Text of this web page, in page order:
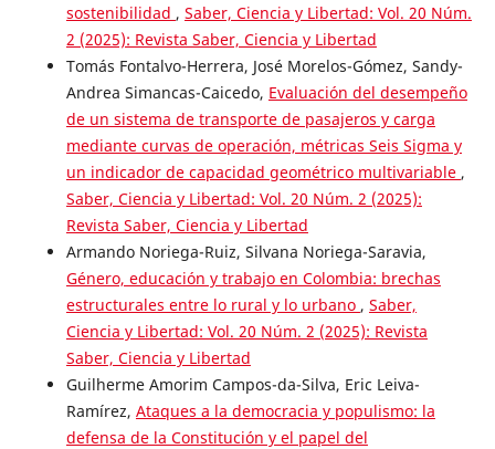
sostenibilidad , Saber, Ciencia y Libertad: Vol. 20 Núm.
2 (2025): Revista Saber, Ciencia y Libertad
Tomás Fontalvo-Herrera, José Morelos-Gómez, Sandy-
Andrea Simancas-Caicedo, Evaluación del desempeño
de un sistema de transporte de pasajeros y carga
mediante curvas de operación, métricas Seis Sigma y
un indicador de capacidad geométrico multivariable ,
Saber, Ciencia y Libertad: Vol. 20 Núm. 2 (2025):
Revista Saber, Ciencia y Libertad
Armando Noriega-Ruiz, Silvana Noriega-Saravia,
Género, educación y trabajo en Colombia: brechas
estructurales entre lo rural y lo urbano , Saber,
Ciencia y Libertad: Vol. 20 Núm. 2 (2025): Revista
Saber, Ciencia y Libertad
Guilherme Amorim Campos-da-Silva, Eric Leiva-
Ramírez, Ataques a la democracia y populismo: la
defensa de la Constitución y el papel del